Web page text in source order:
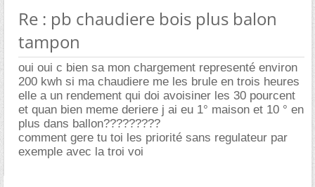
Re : pb chaudiere bois plus balon
tampon
oui oui c bien sa mon chargement representé environ
200 kwh si ma chaudiere me les brule en trois heures
elle a un rendement qui doi avoisiner les 30 pourcent
et quan bien meme deriere j ai eu 1° maison et 10 ° en
plus dans ballon?????????
comment gere tu toi les priorité sans regulateur par
exemple avec la troi voi